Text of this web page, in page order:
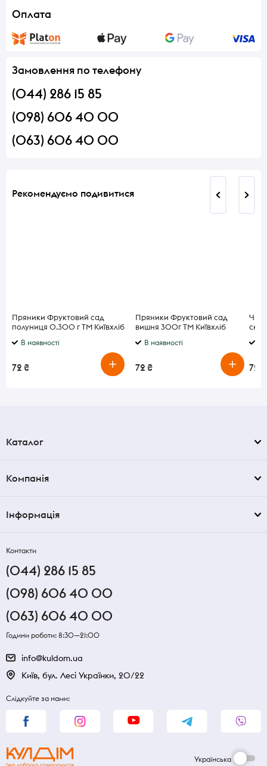
Оплата
Замовлення по телефону
(044) 286 15 85
(098) 606 40 00
(063) 606 40 00
Рекомендуємо подивитися
Пряники Фруктовий сад
полуниця 0.300 г ТМ Київхліб
В наявності
72 ₴
Пряники Фруктовий сад
вишня 300г ТМ Київхліб
В наявності
72 ₴ 72 ₴
Каталог
Компанія
Інформація
Контакти
(044) 286 15 85
(098) 606 40 00
(063) 606 40 00
Години роботи: 8:30—21:00
info@kuldom.ua
Київ, бул. Лесі Українки, 20/22
Слідкуйте за нами:
Українська